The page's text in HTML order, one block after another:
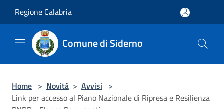
Regione Calabria
Comune di Siderno
Home > Novità > Avvisi >
Link per accesso al Piano Nazionale di Ripresa e Resilienza